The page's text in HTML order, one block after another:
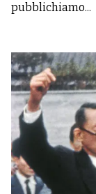
pubblichiamo...